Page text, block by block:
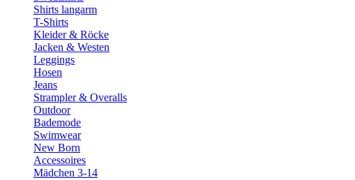
Shirts langarm
T-Shirts
Kleider & Röcke
Jacken & Westen
Leggings
Hosen
Jeans
Strampler & Overalls
Outdoor
Bademode
Swimwear
New Born
Accessoires
Mädchen 3-14